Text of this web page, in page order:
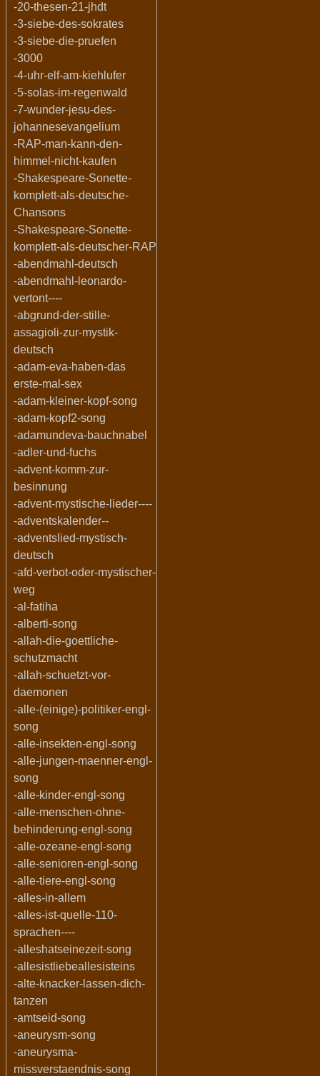
-20-thesen-21-jhdt
-3-siebe-des-sokrates
-3-siebe-die-pruefen
-3000
-4-uhr-elf-am-kiehlufer
-5-solas-im-regenwald
-7-wunder-jesu-des-
johannesevangelium
-RAP-man-kann-den-
himmel-nicht-kaufen
-Shakespeare-Sonette-
komplett-als-deutsche-
Chansons
-Shakespeare-Sonette-
komplett-als-deutscher-RAP
-abendmahl-deutsch
-abendmahl-leonardo-
vertont----
-abgrund-der-stille-
assagioli-zur-mystik-
deutsch
-adam-eva-haben-das
erste-mal-sex
-adam-kleiner-kopf-song
-adam-kopf2-song
-adamundeva-bauchnabel
-adler-und-fuchs
-advent-komm-zur-
besinnung
-advent-mystische-lieder----
-adventskalender--
-adventslied-mystisch-
deutsch
-afd-verbot-oder-mystischer-
weg
-al-fatiha
-alberti-song
-allah-die-goettliche-
schutzmacht
-allah-schuetzt-vor-
daemonen
-alle-(einige)-politiker-engl-
song
-alle-insekten-engl-song
-alle-jungen-maenner-engl-
song
-alle-kinder-engl-song
-alle-menschen-ohne-
behinderung-engl-song
-alle-ozeane-engl-song
-alle-senioren-engl-song
-alle-tiere-engl-song
-alles-in-allem
-alles-ist-quelle-110-
sprachen----
-alleshatseinezeit-song
-allesistliebeallesisteins
-alte-knacker-lassen-dich-
tanzen
-amtseid-song
-aneurysm-song
-aneurysma-
missverstaendnis-song